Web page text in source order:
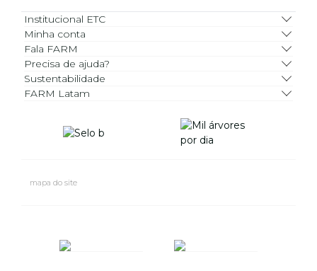
Institucional ETC
Minha conta
Fala FARM
Precisa de ajuda?
Sustentabilidade
FARM Latam
mapa do site